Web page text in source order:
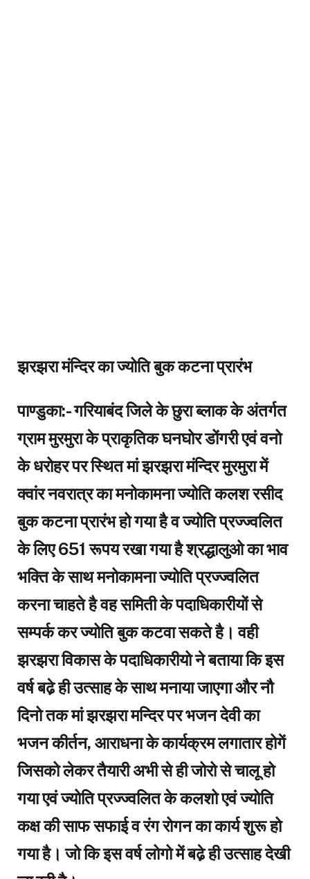
झरझरा मंन्दिर का ज्योति बुक कटना प्रारंभ
पाण्डुका:- गरियाबंद जिले के छुरा ब्लाक के अंतर्गत
ग्राम मुरमुरा के प्राकृतिक घनघोर डोंगरी एवं वनो
के धरोहर पर स्थित मां झरझरा मंन्दिर मुरमुरा में
क्वांर नवरात्र का मनोकामना ज्योति कलश रसीद
बुक कटना प्रारंभ हो गया है व ज्योति प्रज्ज्वलित
के लिए 651 रूपय रखा गया है श्रद्धालुओ का भाव
भक्ति के साथ मनोकामना ज्योति प्रज्ज्वलित
करना चाहते है वह समिती के पदाधिकारीयों से
सम्पर्क कर ज्योति बुक कटवा सकते है। वही
झरझरा विकास के पदाधिकारीयो ने बताया कि इस
वर्ष बढे़ ही उत्साह के साथ मनाया जाएगा और नौ
दिनो तक मां झरझरा मन्दिर पर भजन देवी का
भजन कीर्तन, आराधना के कार्यक्रम लगातार होगें
जिसको लेकर तैयारी अभी से ही जोरो से चालू हो
गया एवं ज्योति प्रज्ज्वलित के कलशो एवं ज्योति
कक्ष की साफ सफाई व रंग रोगन का कार्य शुरू हो
गया है। जो कि इस वर्ष लोगो में बढे़ ही उत्साह देखी